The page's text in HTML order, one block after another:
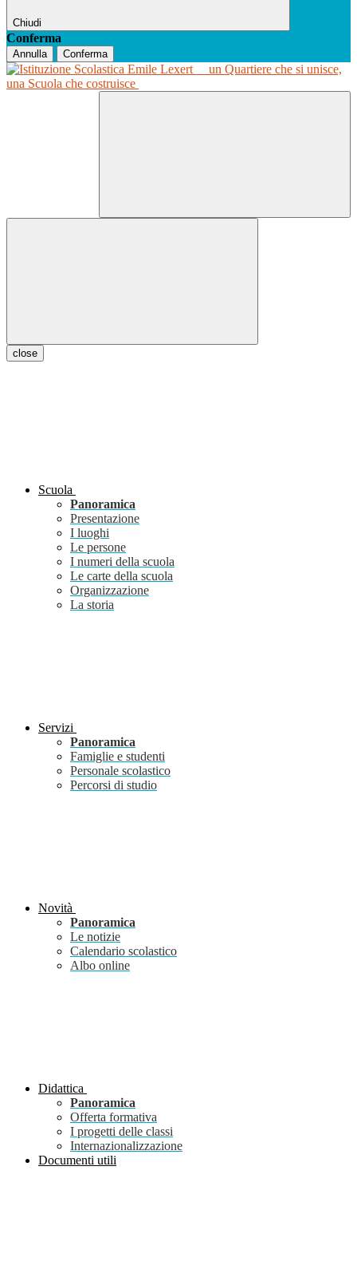
Chiudi
Conferma
Annulla Conferma
un Quartiere che si unisce,
una Scuola che costruisce
close
Scuola
Panoramica
Presentazione
I luoghi
Le persone
I numeri della scuola
Le carte della scuola
Organizzazione
La storia
Servizi
Panoramica
Famiglie e studenti
Personale scolastico
Percorsi di studio
Novità
Panoramica
Le notizie
Calendario scolastico
Albo online
Didattica
Panoramica
Offerta formativa
I progetti delle classi
Internazionalizzazione
Documenti utili